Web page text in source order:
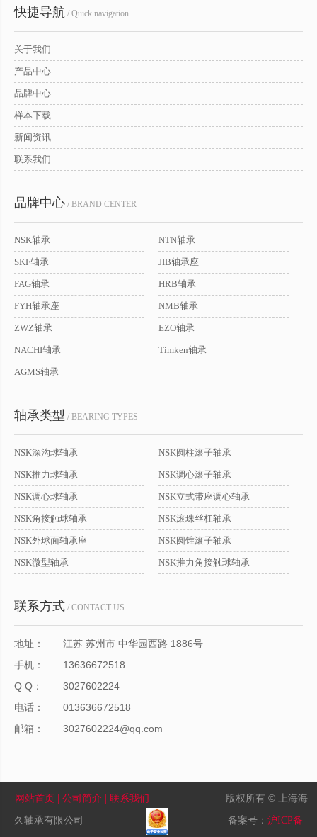
快捷导航 / Quick navigation
关于我们
产品中心
品牌中心
样本下载
新闻资讯
联系我们
品牌中心 / BRAND CENTER
NSK轴承 NTN轴承
SKF轴承 JIB轴承座
FAG轴承 HRB轴承
FYH轴承座 NMB轴承
ZWZ轴承 EZO轴承
NACHI轴承 Timken轴承
AGMS轴承
轴承类型 / BEARING TYPES
NSK深沟球轴承 NSK圆柱滚子轴承
NSK推力球轴承 NSK调心滚子轴承
NSK调心球轴承 NSK立式带座调心轴承
NSK角接触球轴承 NSK滚珠丝杠轴承
NSK外球面轴承座 NSK圆锥滚子轴承
NSK微型轴承 NSK推力角接触球轴承
联系方式 / CONTACT US
地址：
江苏 苏州市 中华园西路 1886号
手机：
13636672518
Q Q：
3027602224
电话：
013636672518
邮箱：
3027602224@qq.com
| 网站首页 | 公司简介 | 联系我们
版权所有 © 上海海
久轴承有限公司
备案号： 沪ICP备